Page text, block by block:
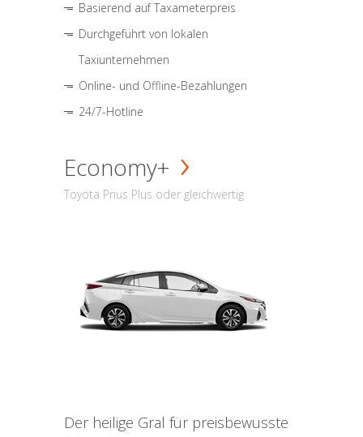
Basierend auf Taxameterpreis
Durchgeführt von lokalen
Taxiunternehmen
Online- und Offline-Bezahlungen
24/7-Hotline
Economy+
Toyota Prius Plus oder gleichwertig
Der heilige Gral für preisbewusste